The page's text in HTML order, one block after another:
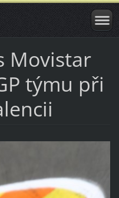
Movistar
týmu při